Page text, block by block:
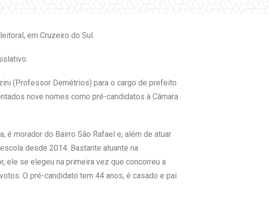
em Cruzeiro do Sul.
(Professor Demétrios) para o cargo de prefeito
nove nomes como pré-candidatos à Câmara
morador do Bairro São Rafael e, além de atuar
desde 2014. Bastante atuante na
ele se elegeu na primeira vez que concorreu a
O pré-candidato tem 44 anos, é casado e pai